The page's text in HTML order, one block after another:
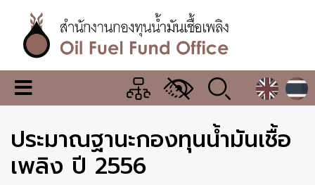
เนื้อหา
หลักสำนักงาน
กองทุน
น้ำมัน
เชื้อ
เมนู
เปลี่ยน
แสดง
ผล
ประมาณฐานะกองทุนน้ำมันเชื้อ
เพลิง ปี 2556